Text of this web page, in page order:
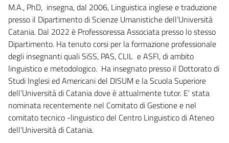
M.A., PhD, insegna, dal 2006, Linguistica inglese e traduzione
presso il Dipartimento di Scienze Umanistiche dell’Università
Catania. Dal 2022 è Professoressa Associata presso lo stesso
Dipartimento. Ha tenuto corsi per la formazione professionale
degli insegnanti quali SiSS, PAS, CLIL e ASFI, di ambito
linguistico e metodologico. Ha insegnato presso il Dottorato di
Studi Inglesi ed Americani del DISUM e la Scuola Superiore
dell’Università di Catania dove è attualmente tutor. E' stata
nominata recentemente nel Comitato di Gestione e nel
comitato tecnico -linguistico del Centro Linguistico di Ateneo
dell'Università di Catania.